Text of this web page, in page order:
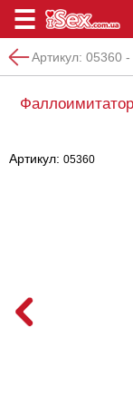
Артикул: 05360 -
Артикул: 05360